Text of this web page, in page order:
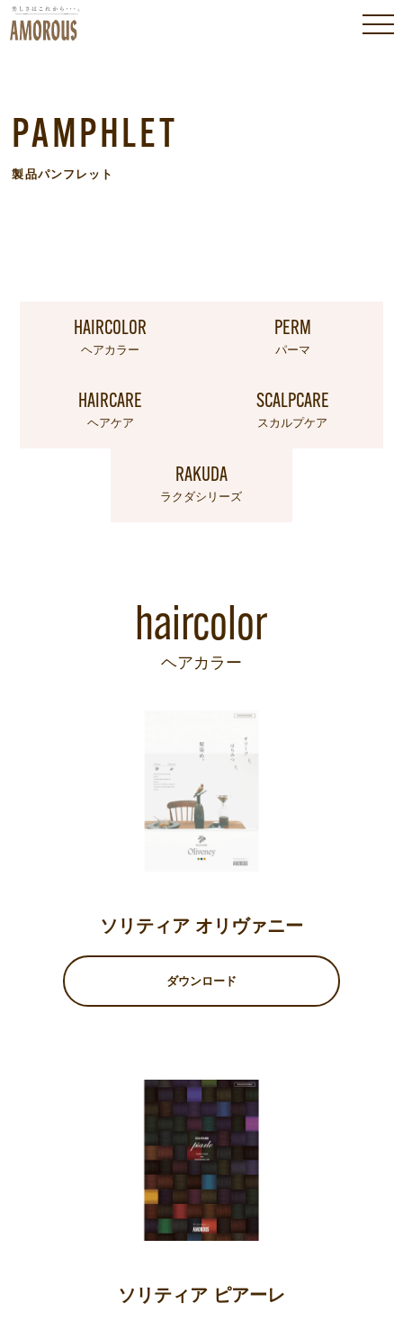
PAMPHLET
製品パンフレット
HAIRCOLOR
ヘアカラー
PERM
パーマ
HAIRCARE
ヘアケア
SCALPCARE
スカルプケア
RAKUDA
ラクダシリーズ
haircolor
ヘアカラー
ソリティア オリヴァニー
ダウンロード
ソリティア ピアーレ